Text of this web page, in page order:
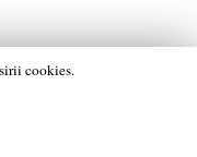
cookies.